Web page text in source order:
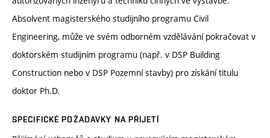
Absolvent magisterského studijního programu Civil
Engineering, může ve svém odborném vzdělávání pokračovat v
doktorském studijním programu (např. v DSP Building
Construction nebo v DSP Pozemní stavby) pro získání titulu
doktor Ph.D.
SPECIFICKÉ POŽADAVKY NA PŘIJETÍ